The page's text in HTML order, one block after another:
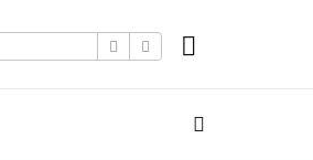
IskanjeNapredno iskanje